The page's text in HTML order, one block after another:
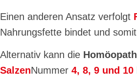
Einen anderen Ansatz verfolgt
Nahrungsfette bindet und
Alternativ kann die
SalzenNummer 4, 8, 9 und 10